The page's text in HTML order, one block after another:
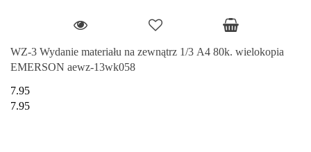
WZ-3 Wydanie materiału na zewnątrz 1/3 A4 80k. wielokopia
EMERSON aewz-13wk058
7.95
7.95